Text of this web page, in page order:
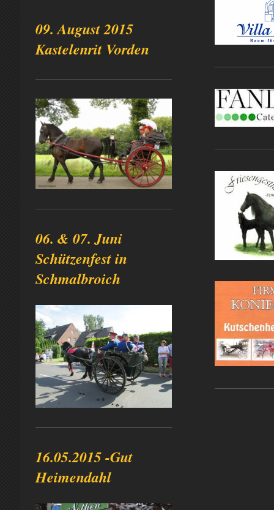
09. August 2015
Kastelenrit Vorden
06. & 07. Juni
Schützenfest in
Schmalbroich
16.05.2015 -Gut
Heimendahl